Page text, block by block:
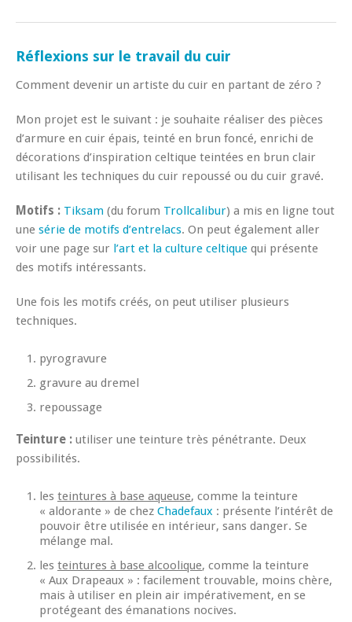
Réflexions sur le travail du cuir
Comment devenir un artiste du cuir en partant de zéro ?
Mon projet est le suivant : je souhaite réaliser des pièces
d’armure en cuir épais, teinté en brun foncé, enrichi de
décorations d’inspiration celtique teintées en brun clair
utilisant les techniques du cuir repoussé ou du cuir gravé.
Motifs : Tiksam (du forum Trollcalibur) a mis en ligne tout
une série de motifs d’entrelacs. On peut également aller
voir une page sur l’art et la culture celtique qui présente
des motifs intéressants.
Une fois les motifs créés, on peut utiliser plusieurs
techniques.
pyrogravure
gravure au dremel
repoussage
Teinture : utiliser une teinture très pénétrante. Deux
possibilités.
les teintures à base aqueuse, comme la teinture
« aldorante » de chez Chadefaux : présente l’intérêt de
pouvoir être utilisée en intérieur, sans danger. Se
mélange mal.
les teintures à base alcoolique, comme la teinture
« Aux Drapeaux » : facilement trouvable, moins chère,
mais à utiliser en plein air impérativement, en se
protégeant des émanations nocives.